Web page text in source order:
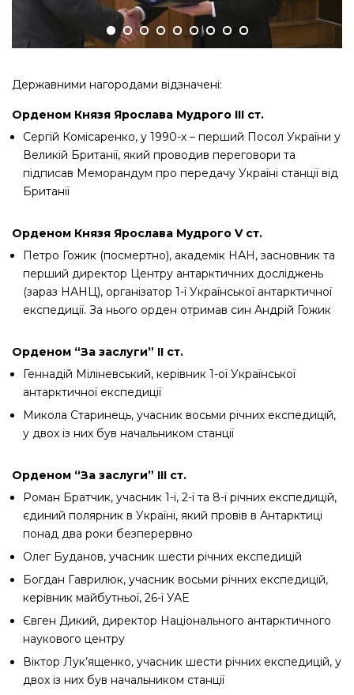
Державними нагородами відзначені:
Орденом Князя Ярослава Мудрого ІІІ ст.
Сергій Комісаренко, у 1990-х – перший Посол України у
Великій Британії, який проводив переговори та
підписав Меморандум про передачу Україні станції від
Британії
Орденом Князя Ярослава Мудрого V ст.
Петро Гожик (посмертно), академік НАН, засновник та
перший директор Центру антарктичних досліджень
(зараз НАНЦ), організатор 1-ї Української антарктичної
експедиції. За нього орден отримав син Андрій Гожик
Орденом “За заслуги” ІІ ст.
Геннадій Міліневський, керівник 1-ої Української
антарктичної експедиції
Микола Старинець, учасник восьми річних експедицій,
у двох із них був начальником станції
Орденом “За заслуги” ІІІ ст.
Роман Братчик, учасник 1-ї, 2-ї та 8-ї річних експедицій,
єдиний полярник в Україні, який провів в Антарктиці
понад два роки безперервно
Олег Буданов, учасник шести річних експедицій
Богдан Гаврилюк, учасник восьми річних експедицій,
керівник майбутньої, 26-ї УАЕ
Євген Дикий, директор Національного антарктичного
наукового центру
Віктор Лук’ященко, учасник шести річних експедицій, у
двох із них був начальником станції